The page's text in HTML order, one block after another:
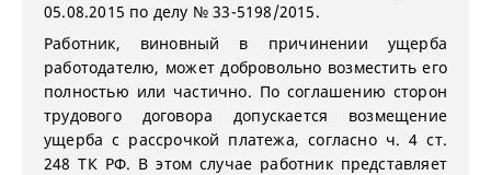
05.08.2015 по делу № 33-5198/2015.
Работник, виновный в причинении ущерба
работодателю, может добровольно возместить его
полностью или частично. По соглашению сторон
трудового договора допускается возмещение
ущерба с рассрочкой платежа, согласно ч. 4 ст.
248 ТК РФ. В этом случае работник представляет